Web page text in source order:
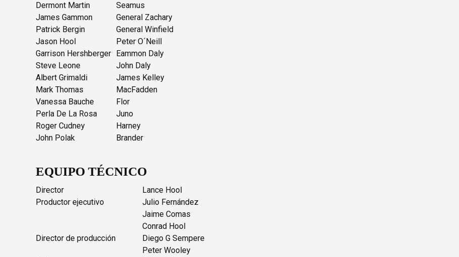
Dermont Martin
Seamus
James Gammon
General Zachary
Patrick Bergin
General Winfield
Jason Hool
Peter O´Neill
Garrison Hershberger
Eammon Daly
Steve Leone
John Daly
Albert Grimaldi
James Kelley
Mark Thomas
MacFadden
Vanessa Bauche
Flor
Perla De La Rosa
Juno
Roger Cudney
Harney
John Polak
Brander
EQUIPO TÉCNICO
Director
Lance Hool
Productor ejecutivo
Julio Fernández
Jaime Comas
Conrad Hool
Director de producción
Diego G Sempere
Peter Wooley